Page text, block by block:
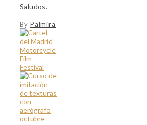
Saludos.
By Palmira